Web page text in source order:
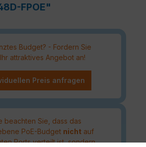
FPOE"
Budget? - Fordern Sie
attraktives Angebot an!
Preis anfragen
beachten Sie, dass das
PoE-Budget nichtauf
Ports verteilt ist, sondern